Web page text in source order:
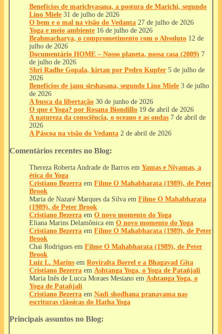
Benefícios de marichyasana, a postura de Marichi, segundo
Lino Miele 31 de julho de 2026
O bem e o mal na visão do Vedanta 27 de julho de 2026
Yoga e meio ambiente 16 de julho de 2026
Brahmacharya, o comprometimento com o Absoluto 12 de
julho de 2026
Documentário HOME – Nosso planeta, nossa casa (2009) 7
de julho de 2026
Shri Radhe Gopala, kirtan por Pedro Kupfer 5 de julho de
2026
Benefícios de janu sirshasana, segundo Lino Miele 3 de julho
de 2026
A busca da libertação 30 de junho de 2026
O que é Yoga? por Rosana Biondillo 19 de abril de 2026
A natureza da consciência, o oceano e as ondas 7 de abril de
2026
A Páscoa na visão do Vedanta 2 de abril de 2026
Comentários recentes no Blog:
Thereza Roberta Andrade de Barros em Yamas e Niyamas, a
ética do Yoga
Cristiano Bezerra em Filme O Mahabharata (1989), de Peter
Brook
Maria de Nazaré Marques da Silva em Filme O Mahabharata
(1989), de Peter Brook
Cristiano Bezerra em O novo momento do Yoga
Eliana Marins Delamônica em O novo momento do Yoga
Cristiano Bezerra em Filme O Mahabharata (1989), de Peter
Brook
Chai Rodrigues em Filme O Mahabharata (1989), de Peter
Brook
Luiz L. Marins em Roviralta Borrel e a Bhagavad Gita
Cristiano Bezerra em Ashtanga Yoga, o Yoga de Patañjali
Maria Inês de Lucca Moraes Mesiano em Ashtanga Yoga, o
Yoga de Patañjali
Cristiano Bezerra em Nadi shodhana pranayama nas
escrituras clássicas do Hatha Yoga
Principais assuntos no Blog: